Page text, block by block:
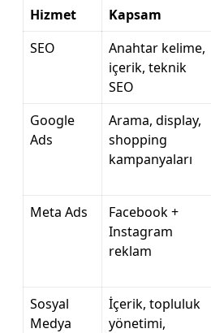
Hizmet Kapsam
SEO
Anahtar kelime,
içerik, teknik
SEO
Google
Ads
Arama, display,
shopping
kampanyaları
Meta Ads
Facebook +
Instagram
reklam
Sosyal
Medya
İçerik, topluluk
yönetimi,